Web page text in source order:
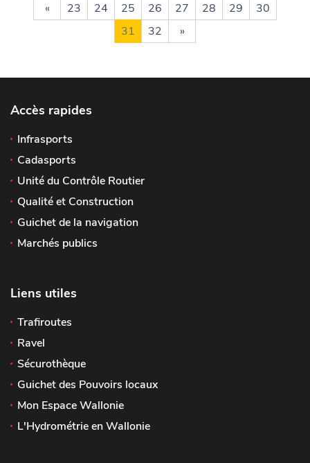
« 23 24 25 26 27 28 29
30
31
32 »
Accès rapides
Infrasports
Cadasports
Unité du Contrôle Routier
Qualité et Construction
Guichet de la navigation
Marchés publics
Liens utiles
Trafiroutes
Ravel
Sécurothèque
Guichet des Pouvoirs locaux
Mon Espace Wallonie
L'Hydrométrie en Wallonie